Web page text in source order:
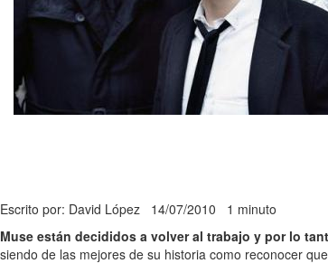
Escrito por: David López 14/07/2010 1 minuto
Muse están decididos a volver al trabajo y por lo
siendo de las mejores de su historia como reconocer